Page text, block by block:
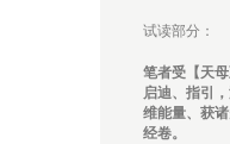
试读部分：
笔者受【天
启迪、指引
维能量、获
经卷。